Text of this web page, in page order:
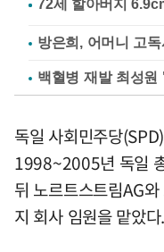
방은희, 어머니 고
백혈병 재발 최성
독일 사회민주당
1998~2005년 독일
뒤 노르트스트림AG
지 회사 임원을 맡았다.